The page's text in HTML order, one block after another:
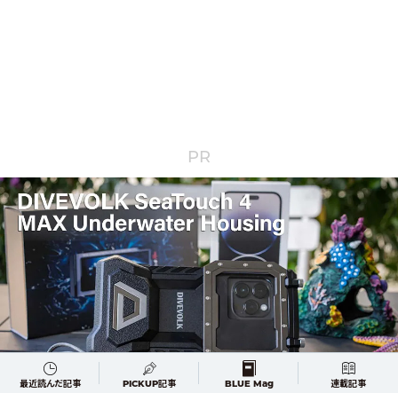
PR
最近読んだ記事 PICKUP記事 BLUE Mag 連載記事